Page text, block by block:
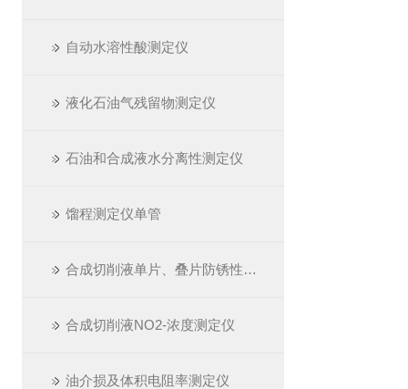
自动水溶性酸测定仪
液化石油气残留物测定仪
石油和合成液水分离性测定仪
馏程测定仪单管
合成切削液单片、叠片防锈性测定仪
合成切削液NO2-浓度测定仪
油介损及体积电阻率测定仪